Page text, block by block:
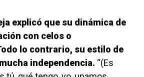
explicó que su dinámica de
con celos o
lo contrario, su estilo de
independencia. “(Es